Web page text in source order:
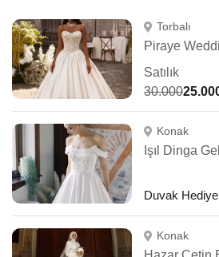
Torbalı
Piraye
Satılık
30.000
Konak
Işıl Dinga
Duvak
Konak